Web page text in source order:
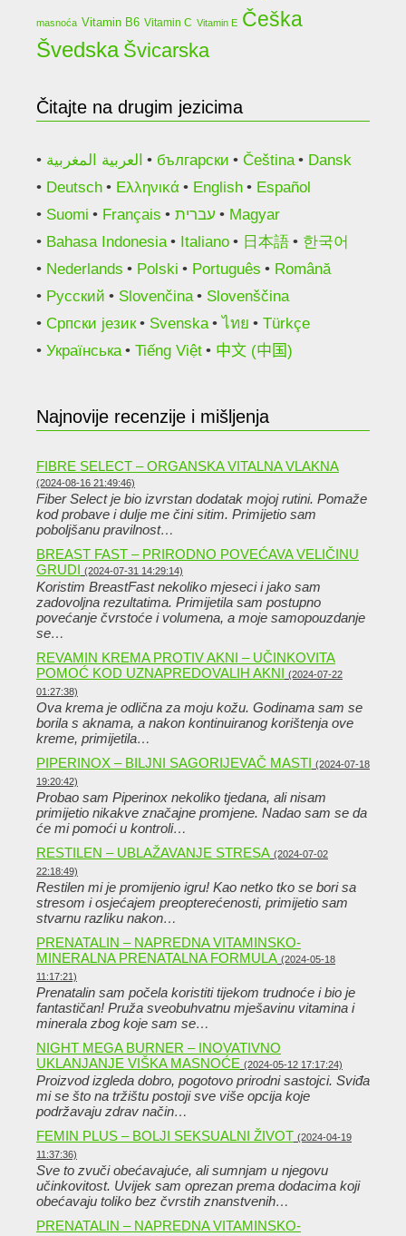
masnoća Vitamin B6 Vitamin C Vitamin E Češka
Švedska Švicarska
Čitajte na drugim jezicima
العربية المغربية български Čeština
Dansk
Deutsch
Ελληνικά English
Español
Suomi
Français עברית
Magyar
Bahasa Indonesia
Italiano 日本語
한국어
Nederlands
Polski Português
Română
Русский
Slovenčina
Slovenščina
Српски језик
Svenska ไทย
Türkçe
Українська
Tiếng Việt 中文 (中国)
Najnovije recenzije i mišljenja
FIBRE SELECT – ORGANSKA VITALNA VLAKNA
(2024-08-16 21:49:46)
Fiber Select je bio izvrstan dodatak mojoj rutini. Pomaže
kod probave i dulje me čini sitim. Primijetio sam
poboljšanu pravilnost…
BREAST FAST – PRIRODNO POVEĆAVA VELIČINU
GRUDI (2024-07-31 14:29:14)
Koristim BreastFast nekoliko mjeseci i jako sam
zadovoljna rezultatima. Primijetila sam postupno
povećanje čvrstoće i volumena, a moje samopouzdanje
se…
REVAMIN KREMA PROTIV AKNI – UČINKOVITA
POMOĆ KOD UZNAPREDOVALIH AKNI (2024-07-22
01:27:38)
Ova krema je odlična za moju kožu. Godinama sam se
borila s aknama, a nakon kontinuiranog korištenja ove
kreme, primijetila…
PIPERINOX – BILJNI SAGORIJEVAČ MASTI (2024-07-18
19:20:42)
Probao sam Piperinox nekoliko tjedana, ali nisam
primijetio nikakve značajne promjene. Nadao sam se da
će mi pomoći u kontroli…
RESTILEN – UBLAŽAVANJE STRESA (2024-07-02
22:18:49)
Restilen mi je promijenio igru! Kao netko tko se bori sa
stresom i osjećajem preopterećenosti, primijetio sam
stvarnu razliku nakon…
PRENATALIN – NAPREDNA VITAMINSKO-
MINERALNA PRENATALNA FORMULA (2024-05-18
11:17:21)
Prenatalin sam počela koristiti tijekom trudnoće i bio je
fantastičan! Pruža sveobuhvatnu mješavinu vitamina i
minerala zbog koje sam se…
NIGHT MEGA BURNER – INOVATIVNO
UKLANJANJE VIŠKA MASNOĆE (2024-05-12 17:17:24)
Proizvod izgleda dobro, pogotovo prirodni sastojci. Sviđa
mi se što na tržištu postoji sve više opcija koje
podržavaju zdrav način…
FEMIN PLUS – BOLJI SEKSUALNI ŽIVOT (2024-04-19
11:37:36)
Sve to zvuči obećavajuće, ali sumnjam u njegovu
učinkovitost. Uvijek sam oprezan prema dodacima koji
obećavaju toliko bez čvrstih znanstvenih…
PRENATALIN – NAPREDNA VITAMINSKO-